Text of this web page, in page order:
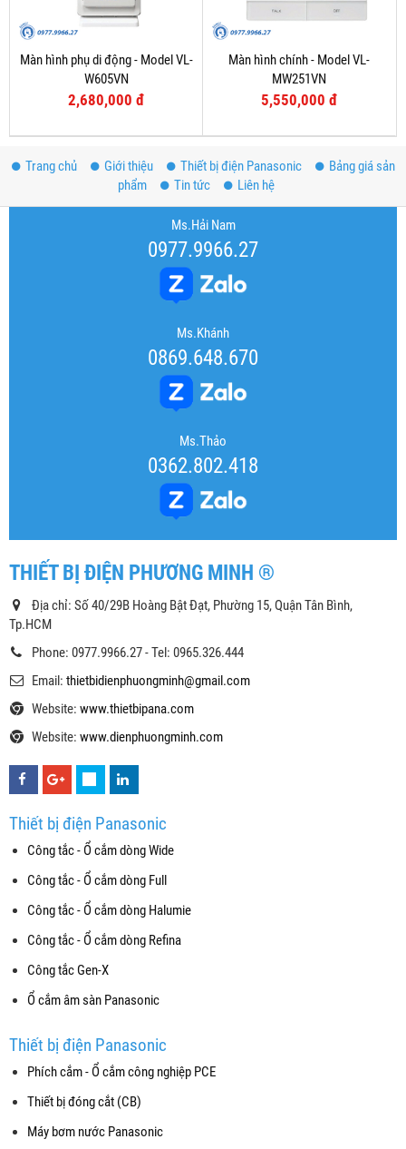
Màn hình phụ di động - Model VL-
W605VN
2,680,000 đ
Màn hình chính - Model VL-
MW251VN
5,550,000 đ
Trang chủ Giới thiệu Thiết bị điện Panasonic
Bảng giá sản
phẩm
Tin tức Liên hệ
Ms.Hải Nam
0977.9966.27
Ms.Khánh
0869.648.670
Ms.Thảo
0362.802.418
THIẾT BỊ ĐIỆN PHƯƠNG MINH ®
Địa chỉ: Số 40/29B Hoàng Bật Đạt, Phường 15, Quận Tân Bình,
Tp.HCM
Phone: 0977.9966.27 - Tel: 0965.326.444
Email: thietbidienphuongminh@gmail.com
Website: www.thietbipana.com
Website: www.dienphuongminh.com
Thiết bị điện Panasonic
Công tắc - Ổ cắm dòng Wide
Công tắc - Ổ cắm dòng Full
Công tắc - Ổ cắm dòng Halumie
Công tắc - Ổ cắm dòng Refina
Công tắc Gen-X
Ổ cắm âm sàn Panasonic
Thiết bị điện Panasonic
Phích cắm - Ổ cắm công nghiệp PCE
Thiết bị đóng cắt (CB)
Máy bơm nước Panasonic